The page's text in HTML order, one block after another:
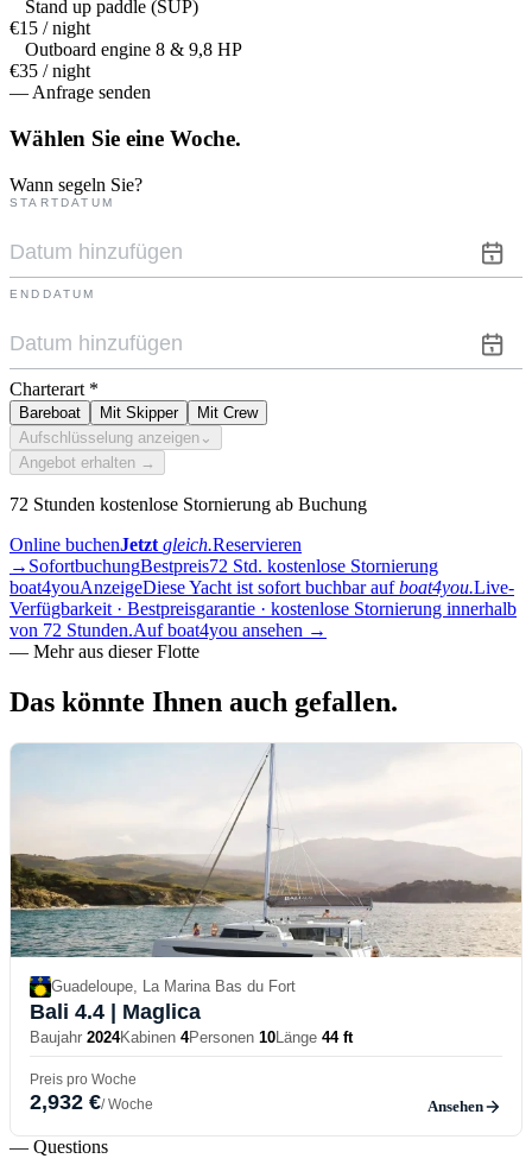
Stand up paddle (SUP)
€15 / night
Outboard engine 8 & 9,8 HP
€35 / night
— Anfrage senden
Wählen Sie eine Woche.
Wann segeln Sie?
STARTDATUM
ENDDATUM
Charterart *
Bareboat Mit Skipper
Mit Crew
Aufschlüsselung anzeigen ⌄
Angebot erhalten →
72 Stunden kostenlose Stornierung ab Buchung
Online buchenJetzt gleich.Reservieren
→ SofortbuchungBestpreis72 Std. kostenlose Stornierung
boat4youAnzeigeDiese Yacht ist sofort buchbar auf boat4you.Live-
Verfügbarkeit · Bestpreisgarantie · kostenlose Stornierung innerhalb
von 72 Stunden.Auf boat4you ansehen →
— Mehr aus dieser Flotte
Das könnte Ihnen auch gefallen.
Guadeloupe, La Marina Bas du Fort
Bali 4.4 | Maglica
Baujahr 2024Kabinen 4Personen 10Länge 44 ft
Preis pro Woche
2,932 €/ Woche Ansehen
— Questions